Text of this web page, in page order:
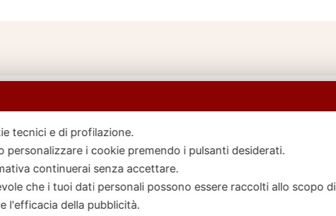
tecnici e di profilazione.
personalizzare i cookie premendo i pulsanti desiderati.
continuerai senza accettare.
che i tuoi dati personali possono essere raccolti allo scopo di
l'efficacia della pubblicità.